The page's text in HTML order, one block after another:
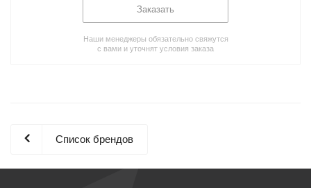
Заказать
Наши менеджеры обязательно свяжутся
с вами и уточнят условия заказа
Список брендов